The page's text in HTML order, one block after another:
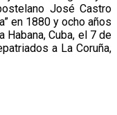
José Castro
en 1880 y ocho años
Habana, Cuba, el 7 de
a La Coruña,